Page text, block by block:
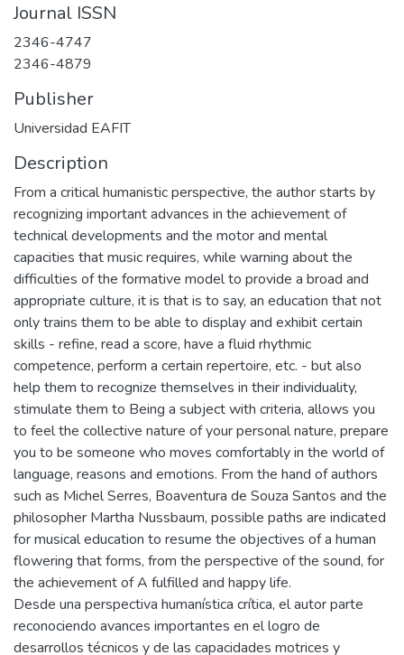
Journal ISSN
2346-4747
2346-4879
Publisher
Universidad EAFIT
Description
From a critical humanistic perspective, the author starts by
recognizing important advances in the achievement of
technical developments and the motor and mental
capacities that music requires, while warning about the
difficulties of the formative model to provide a broad and
appropriate culture, it is that is to say, an education that not
only trains them to be able to display and exhibit certain
skills - refine, read a score, have a fluid rhythmic
competence, perform a certain repertoire, etc. - but also
help them to recognize themselves in their individuality,
stimulate them to Being a subject with criteria, allows you
to feel the collective nature of your personal nature, prepare
you to be someone who moves comfortably in the world of
language, reasons and emotions. From the hand of authors
such as Michel Serres, Boaventura de Souza Santos and the
philosopher Martha Nussbaum, possible paths are indicated
for musical education to resume the objectives of a human
flowering that forms, from the perspective of the sound, for
the achievement of A fulfilled and happy life.
Desde una perspectiva humanística crítica, el autor parte
reconociendo avances importantes en el logro de
desarrollos técnicos y de las capacidades motrices y